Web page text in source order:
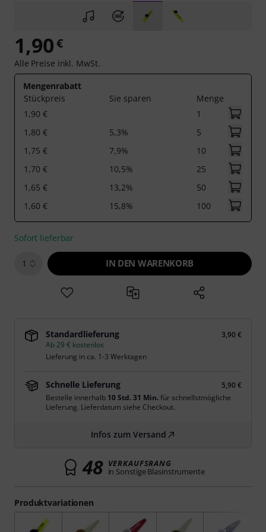
Produktvariationen
1,90€
Alle Preise inkl. MwSt.
Mengenrabatt
Stückpreis
Sie sparen
Menge
1,90 €
1
1,80 €
5,3%
5
1,75 €
7,9%
10
1,70 €
10,5%
25
1,65 €
13,2%
50
1,60 €
15,8% 100
Sofort lieferbar
1 IN DEN WARENKORB
Standardlieferung
3,90 €
Ab 29 € kostenlos
Lieferung in ca. 1-3 Werktagen
Schnelle Lieferung
5,90 €
Bestelle innerhalb 10 Std. 31 Min.für schnellstmögliche
Lieferung. Lieferdatum siehe Checkout.
Infos zum Versand
48 VERKAUFSRANG
in Sonstige Blasinstrumente